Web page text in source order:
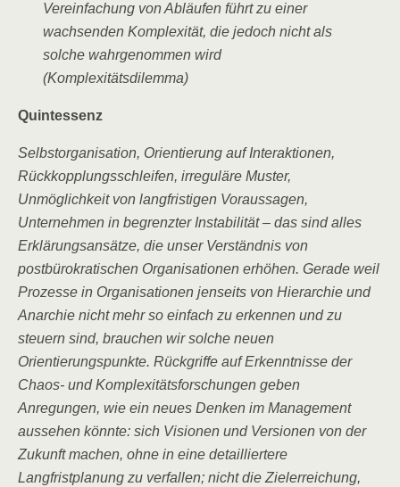
Vereinfachung von Abläufen führt zu einer
wachsenden Komplexität, die jedoch nicht als
solche wahrgenommen wird
(Komplexitätsdilemma)
Quintessenz
Selbstorganisation, Orientierung auf Interaktionen,
Rückkopplungsschleifen, irreguläre Muster,
Unmöglichkeit von langfristigen Voraussagen,
Unternehmen in begrenzter Instabilität – das sind alles
Erklärungsansätze, die unser Verständnis von
postbürokratischen Organisationen erhöhen. Gerade weil
Prozesse in Organisationen jenseits von Hierarchie und
Anarchie nicht mehr so einfach zu erkennen und zu
steuern sind, brauchen wir solche neuen
Orientierungspunkte. Rückgriffe auf Erkenntnisse der
Chaos- und Komplexitätsforschungen geben
Anregungen, wie ein neues Denken im Management
aussehen könnte: sich Visionen und Versionen von der
Zukunft machen, ohne in eine detailliertere
Langfristplanung zu verfallen; nicht die Zielerreichung,